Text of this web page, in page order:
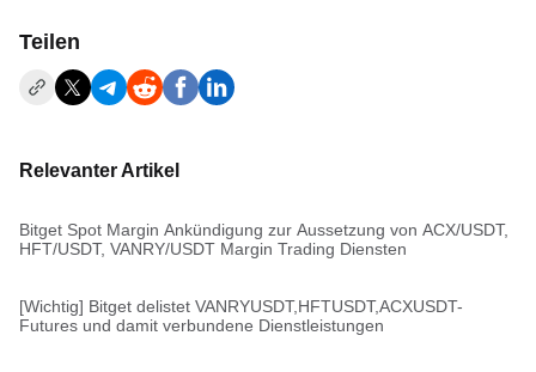
Teilen
Relevanter Artikel
Bitget Spot Margin Ankündigung zur Aussetzung von ACX/USDT,
HFT/USDT, VANRY/USDT Margin Trading Diensten
[Wichtig] Bitget delistet VANRYUSDT,HFTUSDT,ACXUSDT-
Futures und damit verbundene Dienstleistungen